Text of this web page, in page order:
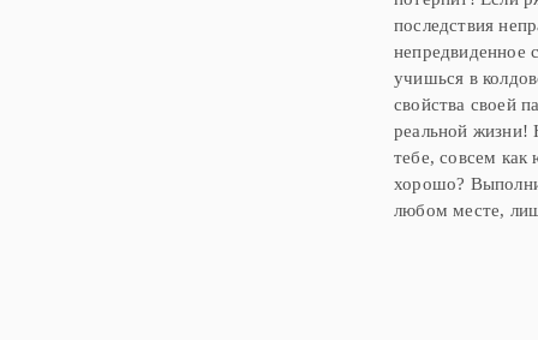
последствия
непредвиденное
учишься в
свойства своей
реальной жизни!
тебе, совсем как
хорошо?
любом месте,